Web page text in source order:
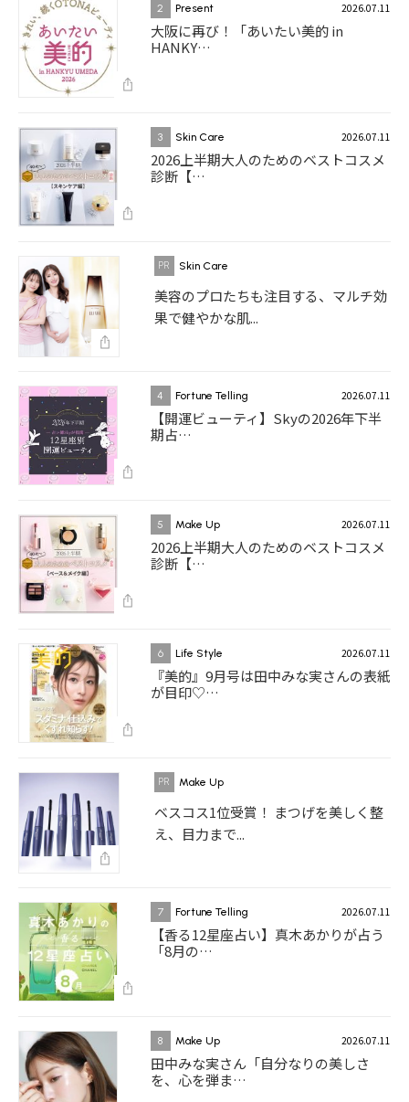
2 Present 2026.07.11
大阪に再び！「あいたい美的 in
HANKY…
3 Skin Care 2026.07.11
2026上半期大人のためのベストコスメ
診断【…
Skin Care
美容のプロたちも注目する、マルチ効
果で健やかな肌...
4 Fortune Telling 2026.07.11
【開運ビューティ】Skyの2026年下半
期占…
5 Make Up 2026.07.11
2026上半期大人のためのベストコスメ
診断【…
6 Life Style 2026.07.11
『美的』9月号は田中みな実さんの表紙
が目印♡…
Make Up
ベスコス1位受賞！ まつげを美しく整
え、目力まで...
7 Fortune Telling 2026.07.11
【香る12星座占い】真木あかりが占う
「8月の…
8 Make Up 2026.07.11
田中みな実さん「自分なりの美しさ
を、心を弾ま…